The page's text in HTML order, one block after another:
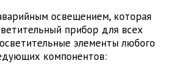
освещением, которая
прибор для всех
элементы любого
компонентов: